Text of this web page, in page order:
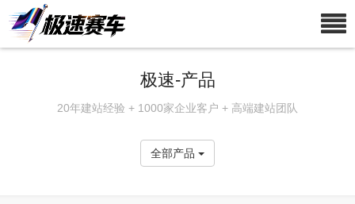
极速-产品
20年建站经验 + 1000家企业客户 + 高端建站团队
全部产品